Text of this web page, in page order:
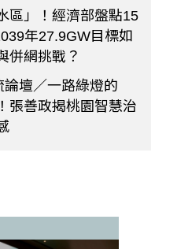
區」！經濟部盤點15
年27.9GW目標如
併網挑戰？
壇／一路綠燈的
張善政揭桃園智慧治